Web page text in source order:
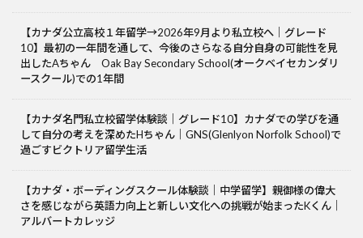
【カナダ公立高校１年留学→2026年9月より私立校へ｜グレード
10】最初の一年間を通して、今後のさらなる自分自身の可能性を見
出したAちゃん Oak Bay Secondary School(オークベイセカンダリ
ースクール)での1年間
【カナダ名門私立校留学体験談｜グレード10】カナダでの学びを通
して自分の考えを深めたHちゃん｜GNS(Glenlyon Norfolk School)で
過ごすビクトリア留学生活
【カナダ・ボーディングスクール体験談｜中学留学】親御様の偉大
さを感じながら英語力向上と新しい文化への挑戦が始まったKくん｜
アルバートカレッジ